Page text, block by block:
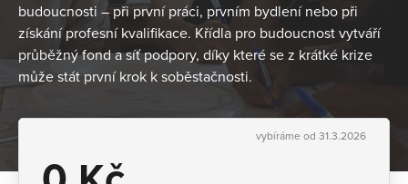
budoucnosti – při první práci, prvním bydlení nebo při
získání profesní kvalifikace. Křídla pro budoucnost vytváří
průběžný fond a síť podpory, díky které se z krátké krize
může stát první krok k soběstačnosti.
vybíráme od 31.3.2026